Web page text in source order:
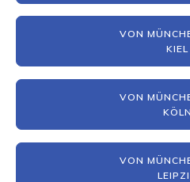
VON
KIEL
VON
KÖLN
VON